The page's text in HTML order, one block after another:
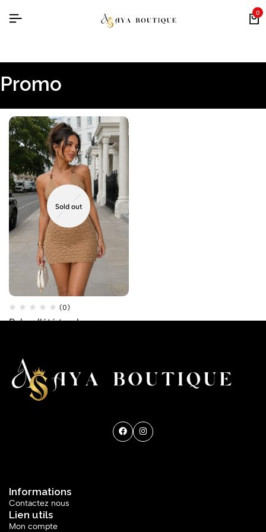
0
Promo
Sold out
(0)
Robe d’été tendance
Informations
Contactez nous
Lien utils
Mon compte